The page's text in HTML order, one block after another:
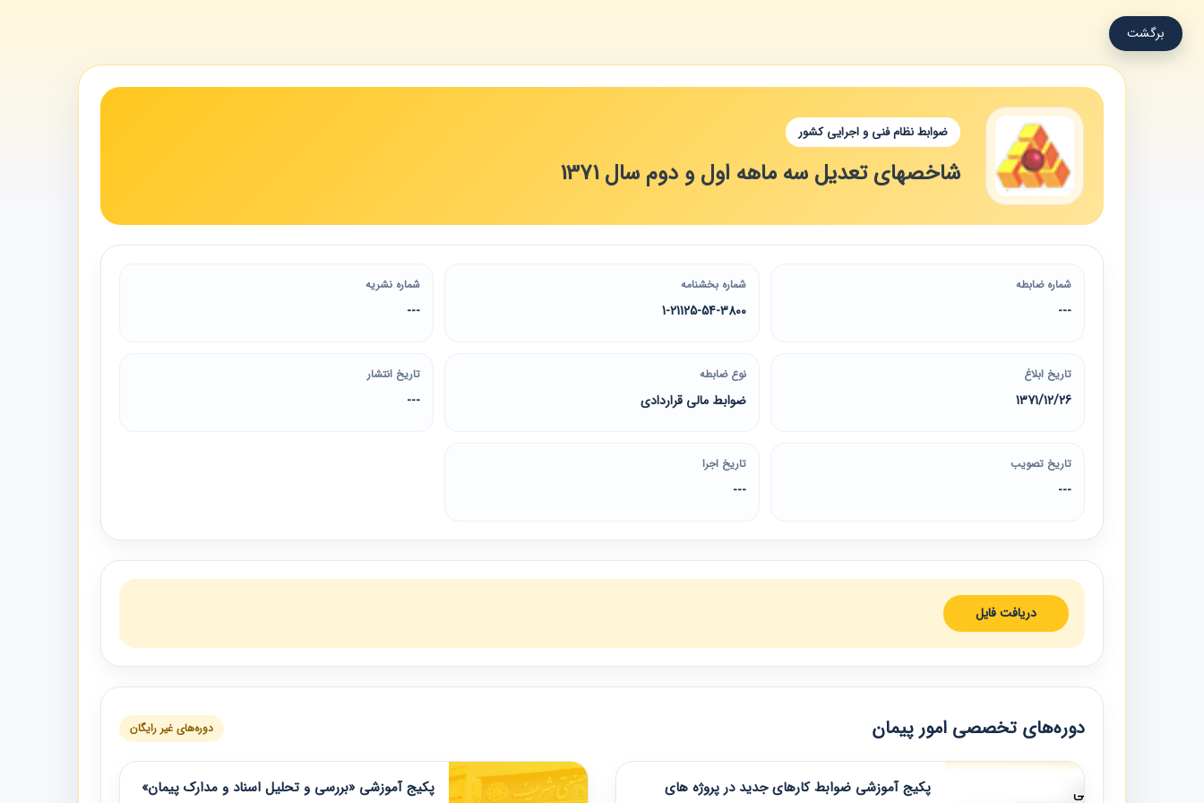
برگشت
ضوابط نظام فنی و اجرایی کشور
شاخصهای تعدیل سه ماهه اول و دوم سال 1371
شماره ضابطه
---
شماره بخشنامه
1-21125-54-3800
شماره نشریه
---
تاریخ ابلاغ
1371/12/26
نوع ضابطه
ضوابط مالی قراردادی
تاریخ انتشار
---
تاریخ تصویب
---
تاریخ اجرا
---
دریافت فایل
دوره‌های تخصصی امور پیمان دوره‌های غیر رایگان
پکیج آموزشی ضوابط کارهای جدید در پروژه های
پکیج آموزشی «بررسی و تحلیل اسناد و مدارک پیمان»